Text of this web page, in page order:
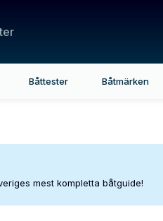
Båttester Båtmärken
mest kompletta båtguide!